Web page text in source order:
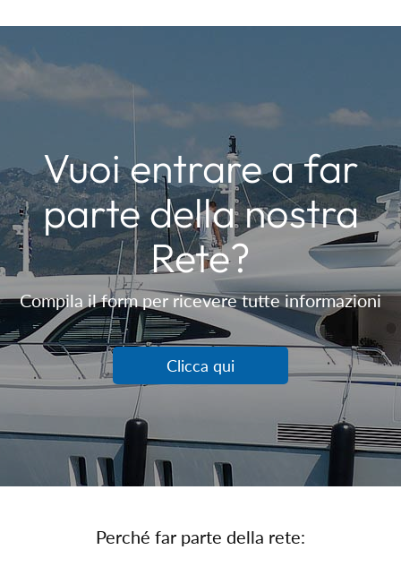
Vuoi entrare a far
parte della nostra
Rete?
Compila il form per ricevere tutte informazioni
Clicca qui
Perché far parte della rete: